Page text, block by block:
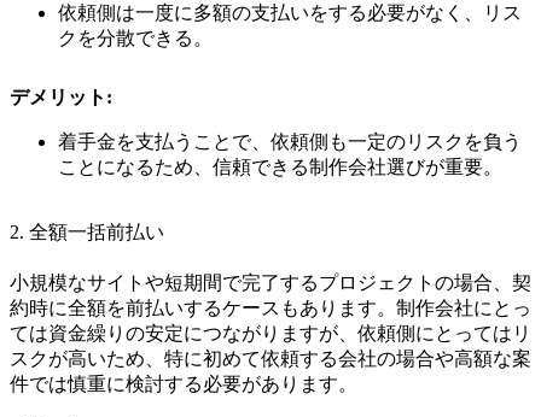
依頼側は一度に多額の支払いをする必要がなく、リス
クを分散できる。
デメリット:
着手金を支払うことで、依頼側も一定のリスクを負う
ことになるため、信頼できる制作会社選びが重要。
2. 全額一括前払い
小規模なサイトや短期間で完了するプロジェクトの場合、契
約時に全額を前払いするケースもあります。制作会社にとっ
ては資金繰りの安定につながりますが、依頼側にとってはリ
スクが高いため、特に初めて依頼する会社の場合や高額な案
件では慎重に検討する必要があります。